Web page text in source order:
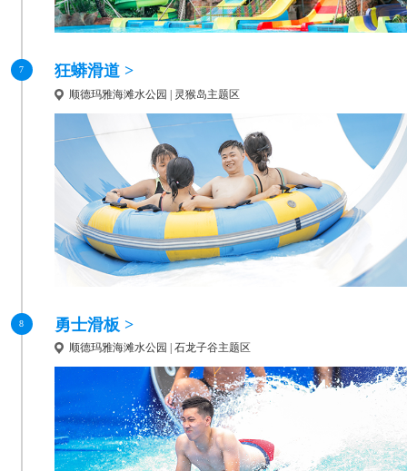
7 狂蟒滑道 >
顺德玛雅海滩水公园 | 灵猴岛主题区
8 勇士滑板 >
顺德玛雅海滩水公园 | 石龙子谷主题区